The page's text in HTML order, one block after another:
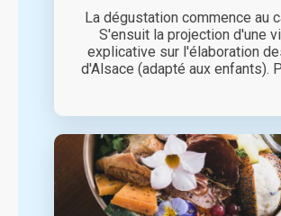
La dégustation commence au
S'ensuit la projection d'une
explicative sur l'élaboration
d'Alsace (adapté aux enfants).